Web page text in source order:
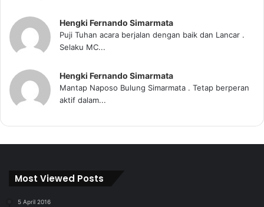
Hengki Fernando Simarmata
Puji Tuhan acara berjalan dengan baik dan Lancar .
Selaku MC...
Hengki Fernando Simarmata
Mantap Naposo Bulung Simarmata . Tetap berperan
aktif dalam...
Most Viewed Posts
5 April 2016